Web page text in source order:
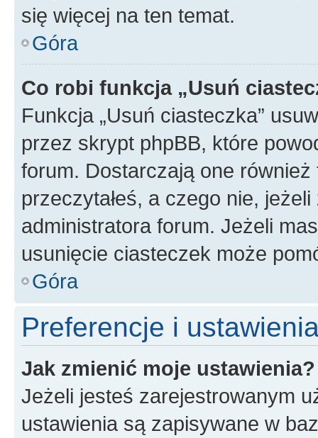
się więcej na ten temat.
Góra
Co robi funkcja „Usuń
Funkcja „Usuń ciasteczka”
przez skrypt phpBB, które
forum. Dostarczają one
przeczytałeś, a czego nie,
administratora forum. Jeżeli
usunięcie ciasteczek może
Góra
Preferencje i
Jak zmienić moje ustawienia?
Jeżeli jesteś zarejestrowanym
ustawienia są zapisywane w